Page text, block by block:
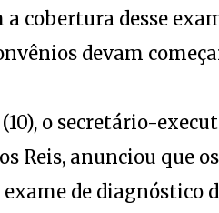
a cobertura desse
devam
o secretário-
Reis, anunciou que
de diagnóstico